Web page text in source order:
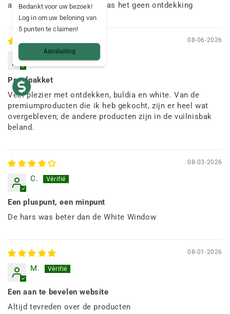
altijd interessant, ook al was het geen ontdekking
08-06-2026
Proefpakket
Veel plezier met ontdekken, buldia en white. Van de
premiumproducten die ik heb gekocht, zijn er heel wat
overgebleven; de andere producten zijn in de vuilnisbak
beland.
08-03-2026
C.
Een pluspunt, een minpunt
De hars was beter dan de White Window
08-01-2026
M.
Een aan te bevelen website
Altijd tevreden over de producten
Bedankt voor uw bezoek!
Log in om uw beloning van
5 punten te claimen!
Aansluiting